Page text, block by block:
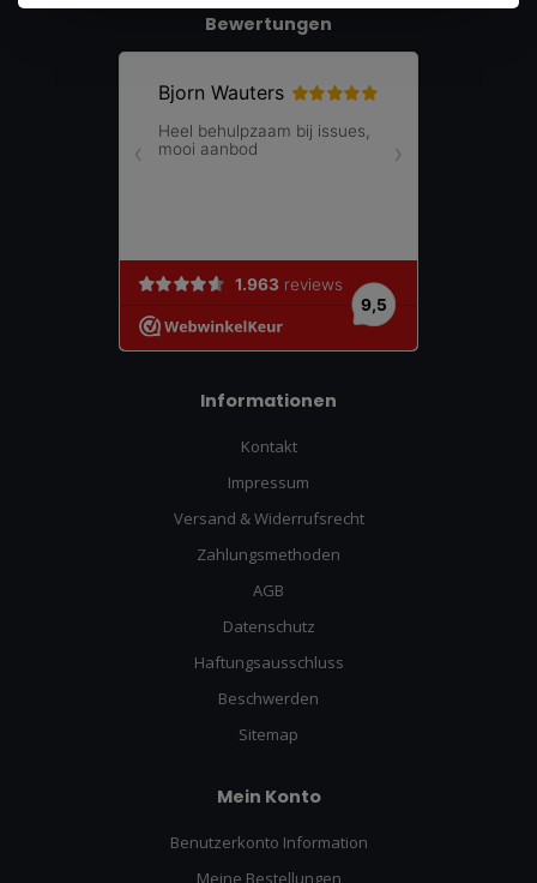
Bewertungen
Informationen
Kontakt
Impressum
Versand & Widerrufsrecht
Zahlungsmethoden
AGB
Datenschutz
Haftungsausschluss
Beschwerden
Sitemap
Mein Konto
Benutzerkonto Information